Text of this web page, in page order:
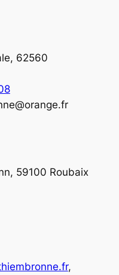
62560
59100 Roubaix
,